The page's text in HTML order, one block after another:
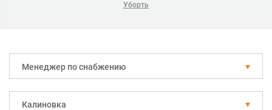
Уборть
Менеджер по снабжению
Калиновка